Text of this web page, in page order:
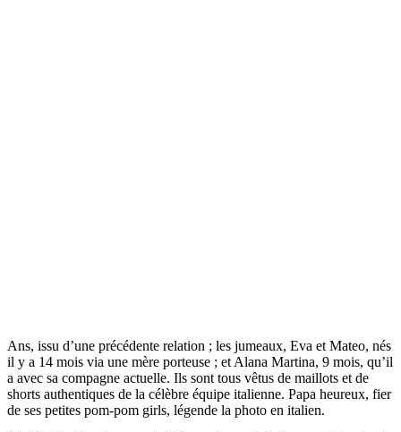
Ans, issu d’une précédente relation ; les jumeaux, Eva et Mateo, nés
il y a 14 mois via une mère porteuse ; et Alana Martina, 9 mois, qu’il
a avec sa compagne actuelle. Ils sont tous vêtus de maillots et de
shorts authentiques de la célèbre équipe italienne. Papa heureux, fier
de ses petites pom-pom girls, légende la photo en italien.